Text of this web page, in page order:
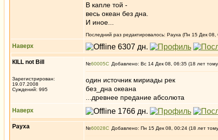
В капле той -
весь океан без дна.
И иное...
Последний раз редактировалось: Рауха (Пн 15 Дек 08,
Наверх
КILL not Вill
Зарегистрирован:
19.07.2008
Суждений: 995
№60005 Добавлено: Вс 14 Дек 08, 06:35 (18 лет
один источник мириады рек
без_дна океана
...древнее предание абсолюта
Наверх
Рауха №60028 Добавлено: Пн 15 Дек 08, 00:24 (18 лет